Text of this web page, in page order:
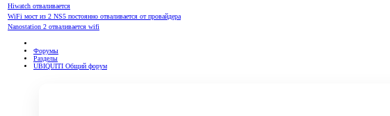
Hiwatch отваливается
WiFi мост из 2 NS5 постоянно отваливается от провайдера
Nanostation 2 отваливается wifi
Форумы
Разделы
UBIQUITI Общий форум